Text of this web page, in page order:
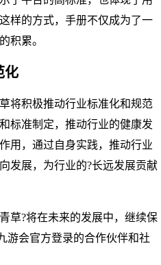
样的方式，手册不仅成为了一
积累。
化
将积极推动行业标准化和规范
标准制定，推动行业的健康发
用，通过自身实践，推动行业
发展，为行业的?长远发展贡献
草?将在未来的发展中，继续保
游会官方登录的合作伙伴和社